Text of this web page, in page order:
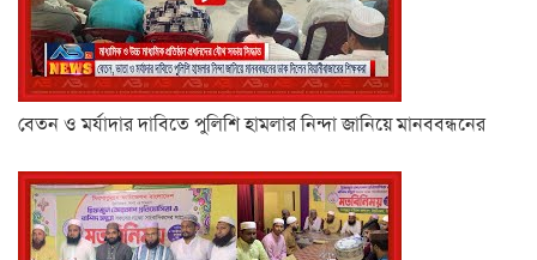
বেতন ও মর্যাদার দাবিতে পুলিশি হামলার নিন্দা জানিয়ে মানববন্ধনের